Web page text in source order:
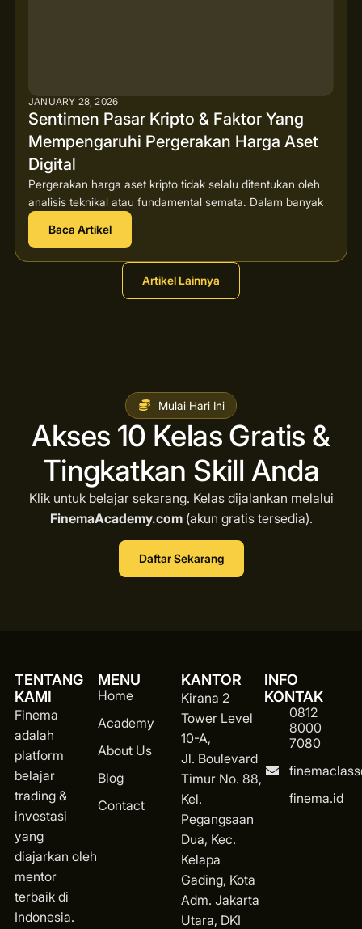
JANUARY 28, 2026
Sentimen Pasar Kripto & Faktor Yang
Mempengaruhi Pergerakan Harga Aset
Digital
Pergerakan harga aset kripto tidak selalu ditentukan oleh
analisis teknikal atau fundamental semata. Dalam banyak
Baca Artikel
Artikel Lainnya
Mulai Hari Ini
Akses 10 Kelas Gratis &
Tingkatkan Skill Anda
Klik untuk belajar sekarang. Kelas dijalankan melalui
FinemaAcademy.com(akun gratis tersedia).
Daftar Sekarang
TENTANG
KAMI
Finema
adalah
platform
belajar
trading &
investasi
yang
diajarkan oleh
mentor
terbaik di
Indonesia.
MENU
Home
Academy
About Us
Blog
Contact
KANTOR
Kirana 2
Tower Level
10-A,
Jl. Boulevard
Timur No. 88,
Kel.
Pegangsaan
Dua, Kec.
Kelapa
Gading, Kota
Adm. Jakarta
Utara, DKI
INFO
KONTAK
0812
8000
7080
finema.id